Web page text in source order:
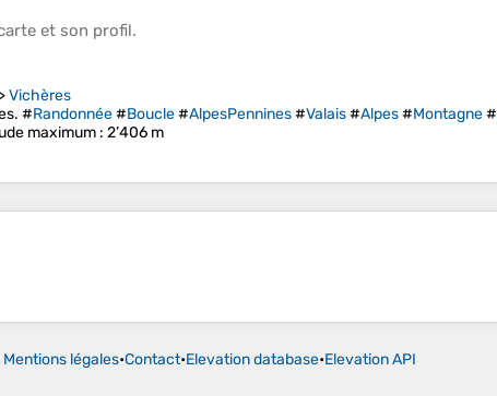
et son profil.
>Vichères
#Randonnée#Boucle#AlpesPennines#Valais#Alpes#Montagne#
maximum : 2’406 m
Mentions légales•Contact•Elevation database•Elevation API